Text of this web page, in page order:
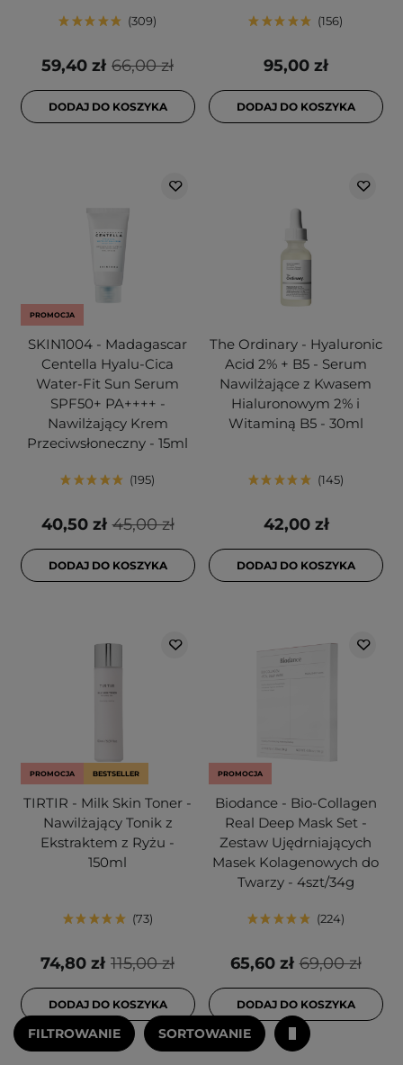
309
66,00 zł
59,40 zł
DODAJ DO KOSZYKA
156
95,00 zł
DODAJ DO KOSZYKA
PROMOCJA
SKIN1004 - Madagascar
Centella Hyalu-Cica
Water-Fit Sun Serum
SPF50+ PA++++ -
Nawilżający Krem
Przeciwsłoneczny - 15ml
195
45,00 zł
40,50 zł
DODAJ DO KOSZYKA
The Ordinary - Hyaluronic
Acid 2% + B5 - Serum
Nawilżające z Kwasem
Hialuronowym 2% i
Witaminą B5 - 30ml
145
42,00 zł
DODAJ DO KOSZYKA
PROMOCJA BESTSELLER
TIRTIR - Milk Skin Toner -
Nawilżający Tonik z
Ekstraktem z Ryżu -
150ml
73
115,00 zł
74,80 zł
DODAJ DO KOSZYKA
PROMOCJA
Biodance - Bio-Collagen
Real Deep Mask Set -
Zestaw Ujędrniających
Masek Kolagenowych do
Twarzy - 4szt/34g
224
69,00 zł
65,60 zł
DODAJ DO KOSZYKA
FILTROWANIE SORTOWANIE